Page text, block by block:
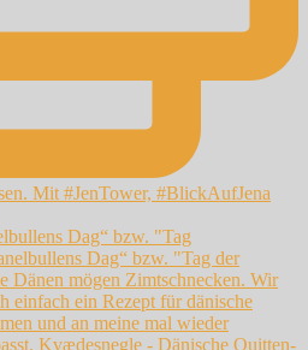
Dag“ bzw. "Tag